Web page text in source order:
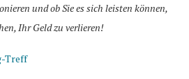
und ob Sie es sich leisten können,
Ihr Geld zu verlieren!
Treff